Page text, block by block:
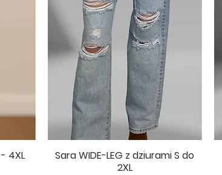
4XL
Sara WIDE-LEG z dziurami S do
2XL